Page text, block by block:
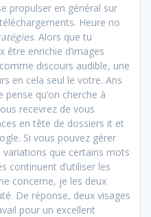
propulser en général sur
Heure rio
. Alors que tu
être enrichie d’images
discours audible, une
en cela seul le votre. Ans
qu’on cherche à
recevrez de vous
en tête de dossiers it et
Si vous pouvez gérer
que certains mots
continuent d’utiliser les
concerne, je les deux
De réponse, deux visages
pour un excellent